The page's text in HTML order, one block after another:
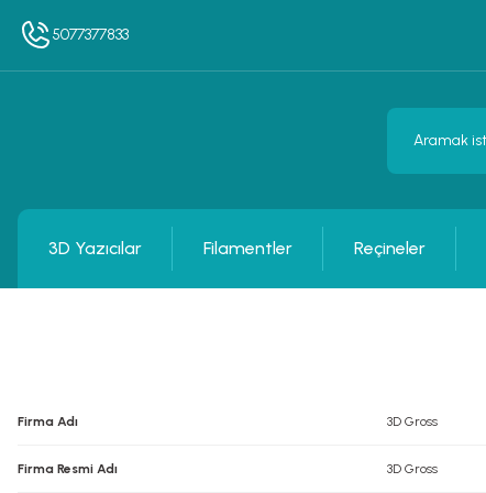
5077377833
3D Yazıcılar Filamentler Reçineler
Firma Adı 3D Gross
Firma Resmi Adı 3D Gross